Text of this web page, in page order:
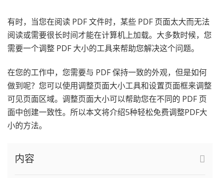
有时，当您在阅读 PDF 文件时，某些 PDF 页面太大而无法
阅读或需要很长时间才能在计算机上加载。大多数时候，您
需要一个调整 PDF 大小的工具来帮助您解决这个问题。
在您的工作中，您需要与 PDF 保持一致的外观，但是如何
做到呢？您可以使用调整页面大小工具和设置页面框来调整
可见页面区域。调整页面大小可以帮助您在不同的 PDF 页
面中创建一致性。所以本文将介绍5种轻松免费调整PDF大
小的方法。
内容